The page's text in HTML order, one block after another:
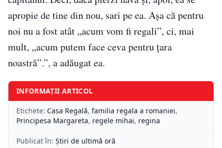
apropie de tine din nou, sari pe ea. Așa că pentru
noi nu a fost atât „acum vom fi regali”, ci, mai
mult, „acum putem face ceva pentru țara
noastră”.”, a adăugat ea.
INFORMAȚII ARTICOL
Etichete: Casa Regală, familia regala a romaniei,
Principesa Margareta, regele mihai, regina
Publicat în: Știri de ultimă oră